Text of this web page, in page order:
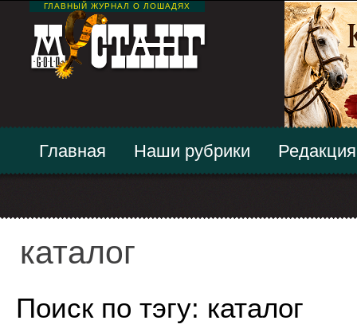
ГЛАВНЫЙ ЖУРНАЛ О ЛОШАДЯХ
Главная Наши рубрики Редакция
каталог
Поиск по тэгу: каталог